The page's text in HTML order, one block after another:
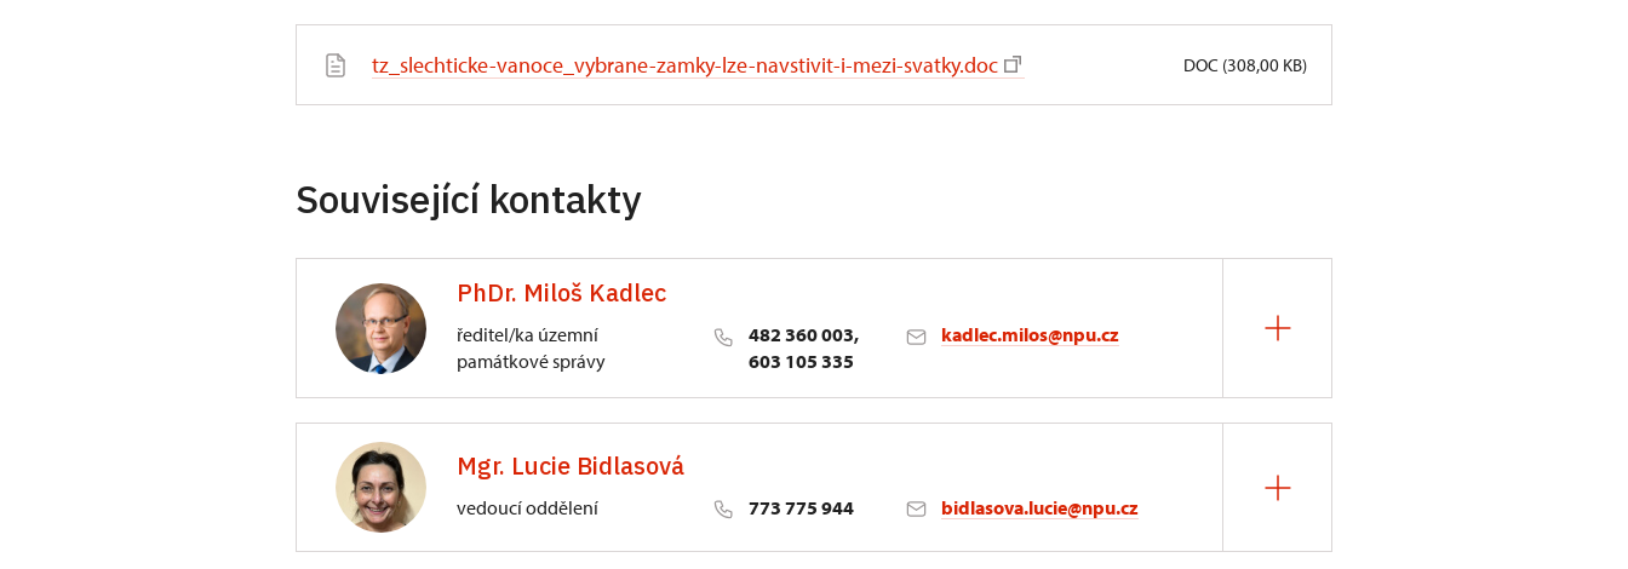
tz_slechticke-vanoce_vybrane-zamky-lze-navstivit-i-mezi-svatky.doc DOC (308,00 KB)
Související kontakty
PhDr. Miloš Kadlec
ředitel/ka územní
památkové správy
482 360 003,
603 105 335
kadlec.milos@npu.cz
3/, Sychrov 3Mgr. Lucie Bidlasová
vedoucí oddělení 773 775 944 bidlasova.lucie@npu.cz